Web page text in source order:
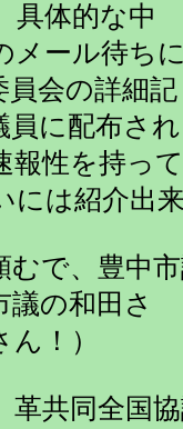
具体的な中
ール待ち
員会の詳細記
に配布さ
報性を持って
は紹介出
で、豊中
議の和田さ
！）
共同全国